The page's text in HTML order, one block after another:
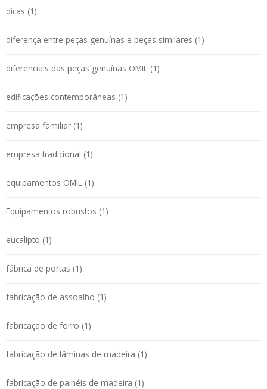
dicas (1)
diferença entre peças genuínas e peças similares (1)
diferenciais das peças genuínas OMIL (1)
edificações contemporâneas (1)
empresa familiar (1)
empresa tradicional (1)
equipamentos OMIL (1)
Equipamentos robustos (1)
eucalipto (1)
fábrica de portas (1)
fabricação de assoalho (1)
fabricação de forro (1)
fabricação de lâminas de madeira (1)
fabricação de painéis de madeira (1)